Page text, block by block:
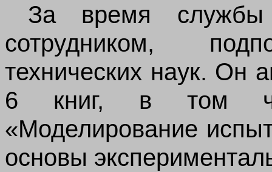
За время
сотрудником,
технических наук. Он
6 книг, в том
«Моделирование
основы